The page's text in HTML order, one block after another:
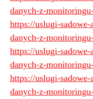
danych-z-
https://uslugi-
danych-z-
https://uslugi-
danych-z-
https://uslugi-
danych-z-